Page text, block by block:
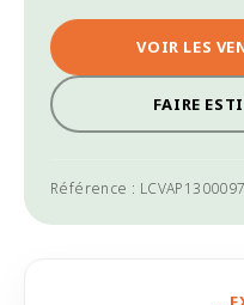
VOIR LES
FAIRE
Référence :